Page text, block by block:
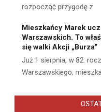
rozpocząć przygodę z
Mieszkańcy Marek
Warszawskich. To
się walki Akcji „Burza”
Już 1 sierpnia, w 82.
Warszawskiego,